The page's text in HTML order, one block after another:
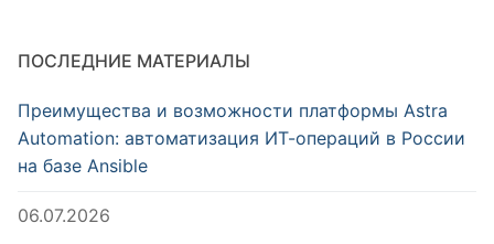
ПОСЛЕДНИЕ МАТЕРИАЛЫ
Преимущества и возможности платформы Astra
Automation: автоматизация ИТ-операций в России
на базе Ansible
06.07.2026